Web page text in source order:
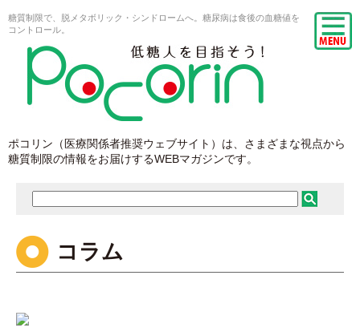
糖質制限で、脱メタボリック・シンドロームへ。糖尿病は食後の血糖値を
コントロール。
ポコリン（医療関係者推奨ウェブサイト）は、さまざまな視点から
糖質制限の情報をお届けするWEBマガジンです。
コラム